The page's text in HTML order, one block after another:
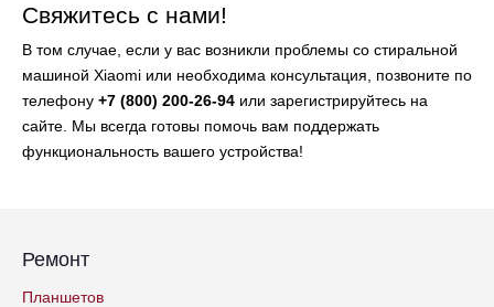
Свяжитесь с нами!
В том случае, если у вас возникли проблемы со стиральной
машиной Xiaomi или необходима консультация, позвоните по
телефону +7 (800) 200-26-94 или зарегистрируйтесь на
сайте. Мы всегда готовы помочь вам поддержать
функциональность вашего устройства!
Ремонт
Планшетов